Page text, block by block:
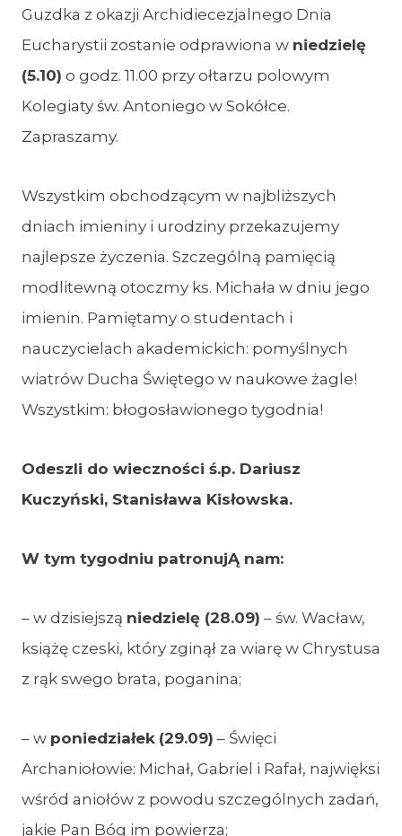
Guzdka z okazji Archidiecezjalnego Dnia
Eucharystii zostanie odprawiona w niedzielę
(5.10) o godz. 11.00 przy ołtarzu polowym
Kolegiaty św. Antoniego w Sokółce.
Zapraszamy.
Wszystkim obchodzącym w najbliższych
dniach imieniny i urodziny przekazujemy
najlepsze życzenia. Szczególną pamięcią
modlitewną otoczmy ks. Michała w dniu jego
imienin. Pamiętamy o studentach i
nauczycielach akademickich: pomyślnych
wiatrów Ducha Świętego w naukowe żagle!
Wszystkim: błogosławionego tygodnia!
Odeszli do wieczności ś.p. Dariusz
Kuczyński, Stanisława Kisłowska.
W tym tygodniu patronujĄ nam:
– w dzisiejszą niedzielę (28.09) – św. Wacław,
książę czeski, który zginął za wiarę w Chrystusa
z rąk swego brata, poganina;
– w poniedziałek (29.09) – Święci
Archaniołowie: Michał, Gabriel i Rafał, najwięksi
wśród aniołów z powodu szczególnych zadań,
jakie Pan Bóg im powierza;